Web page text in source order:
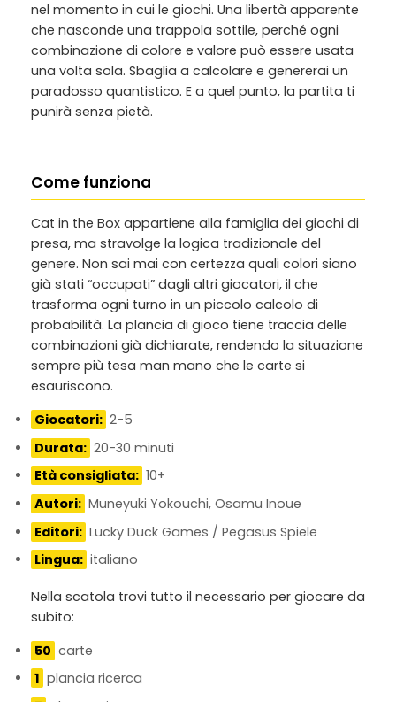
nel momento in cui le giochi. Una libertà apparente
che nasconde una trappola sottile, perché ogni
combinazione di colore e valore può essere usata
una volta sola. Sbaglia a calcolare e genererai un
paradosso quantistico. E a quel punto, la partita ti
punirà senza pietà.
Come funziona
Cat in the Box appartiene alla famiglia dei giochi di
presa, ma stravolge la logica tradizionale del
genere. Non sai mai con certezza quali colori siano
già stati “occupati” dagli altri giocatori, il che
trasforma ogni turno in un piccolo calcolo di
probabilità. La plancia di gioco tiene traccia delle
combinazioni già dichiarate, rendendo la situazione
sempre più tesa man mano che le carte si
esauriscono.
Giocatori: 2-5
Durata: 20-30 minuti
Età consigliata: 10+
Autori: Muneyuki Yokouchi, Osamu Inoue
Editori: Lucky Duck Games / Pegasus Spiele
Lingua: italiano
Nella scatola trovi tutto il necessario per giocare da
subito:
50 carte
1 plancia ricerca